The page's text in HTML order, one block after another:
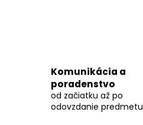
Komunikácia a
poradenstvo
od začiatku až po
odovzdanie predmetu